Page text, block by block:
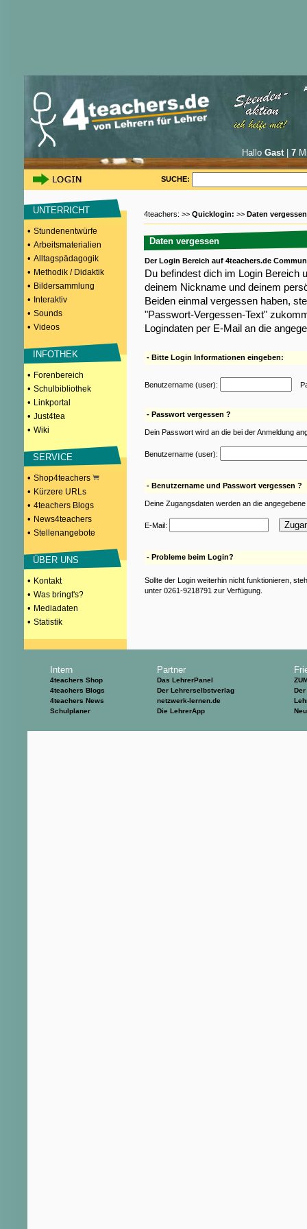
Hallo Gast| 7
SUCHE:
UNTERRICHT
• Stundenentwürfe
• Arbeitsmaterialien
• Alltagspädagogik
• Methodik / Didaktik
• Bildersammlung
• Interaktiv
• Sounds
• Videos
INFOTHEK
• Forenbereich
• Schulbibliothek
• Linkportal
• Just4tea
• Wiki
SERVICE
• Shop4teachers
• Kürzere URLs
• 4teachers Blogs
• News4teachers
• Stellenangebote
ÜBER UNS
• Kontakt
• Was bringt's?
• Mediadaten
• Statistik
4teachers: >> Quicklogin: >> Daten vergessen
Daten vergessen
Der Login Bereich auf 4teachers.de
Du befindest dich im Login Bereich
deinem Nickname und deinem
Beiden einmal vergessen haben,
"Passwort-Vergessen-Text"
Logindaten per E-Mail an die
- Bitte Login Informationen eingeben:
Benutzername (user):
- Passwort vergessen ?
Dein Passwort wird an die bei der Anmeldung
Benutzername (user):
- Benutzername und Passwort vergessen ?
Deine Zugangsdaten werden an die
E-Mail:
- Probleme beim Login?
Sollte der Login weiterhin nicht funktionieren,
unter 0261-9218791 zur Verfügung.
Intern
4teachers Shop
4teachers Blogs
4teachers News
Schulplaner
Partner
Das LehrerPanel
Der Lehrerselbstverlag
netzwerk-lernen.de
Die LehrerApp